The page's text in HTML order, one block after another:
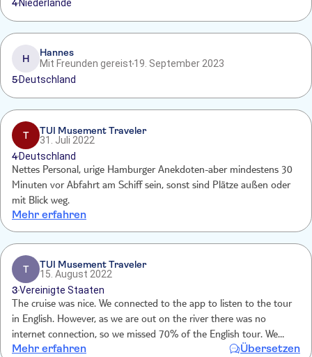
4 Niederlande
H
Hannes
Mit Freunden gereist 19. September 2023
5 Deutschland
T
TUI Musement Traveler
31. Juli 2022
4 Deutschland
Nettes Personal, urige Hamburger Anekdoten-aber mindestens 30
Minuten vor Abfahrt am Schiff sein, sonst sind Plätze außen oder
mit Blick weg.
Mehr erfahren
T
TUI Musement Traveler
15. August 2022
3Vereinigte Staaten
The cruise was nice. We connected to the app to listen to the tour
in English. However, as we are out on the river there was no
internet connection, so we missed 70% of the English tour. We
enjoyed the sites and the guide amd everyone were friendly
Mehr erfahren Übersetzen